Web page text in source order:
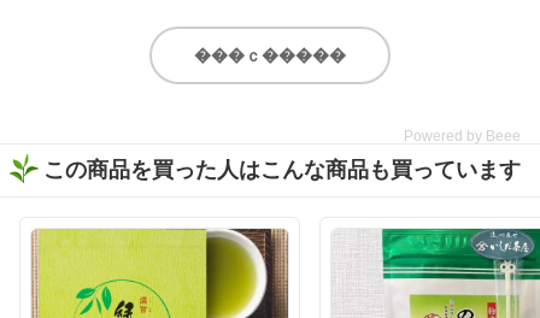
は、いしだ茶屋のオンライ
ンショップ限定商品【濃旨
年度いしだ茶屋年間売り上
げNo.1👑 販売開始から多く
の方に愛されている、いし
だ茶屋で人気のティーバッ
グ商品です🍵 特上の深蒸し
で作られた濃旨緑茶は、テ
ィーバッグとは思えないほ
どしっかりとした味わい😋
もあるので 洋食にもあい 幅
広く 美味しく召し上がれる
と思います。 いしだ茶屋
はストーリーに リンクを貼
り付けたので是非 チェック
してみてください🙇‍♀️ https://
www.ishida-chaya.jp/?pid=1
72961890 @ishidachaya #
いしだ茶屋 #タイアップ #
黒烏龍茶 #ウーロン茶 #今
���ｃ�����
Powered by Beee
この商品を買った人はこんな商品も買っています